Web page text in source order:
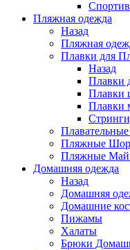
Пляжная одежда
Назад
Пляжная
Плавки для
Назад
Плавки
Плавки
Плавки
Пляжные
Пляжные
Домашняя одежда
Назад
Домашняя
Домашние
Пижамы
Халаты
Брюки